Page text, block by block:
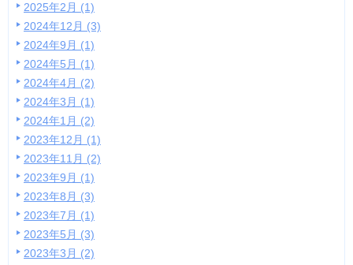
2025年2月 (1)
2024年12月 (3)
2024年9月 (1)
2024年5月 (1)
2024年4月 (2)
2024年3月 (1)
2024年1月 (2)
2023年12月 (1)
2023年11月 (2)
2023年9月 (1)
2023年8月 (3)
2023年7月 (1)
2023年5月 (3)
2023年3月 (2)